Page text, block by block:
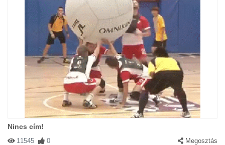
Nincs cím!
11545 0 Megosztás